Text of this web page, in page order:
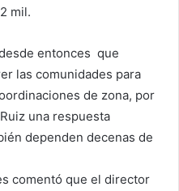
mil.
entonces que
las comunidades para
de zona, por
una respuesta
dependen decenas de
comentó que el director